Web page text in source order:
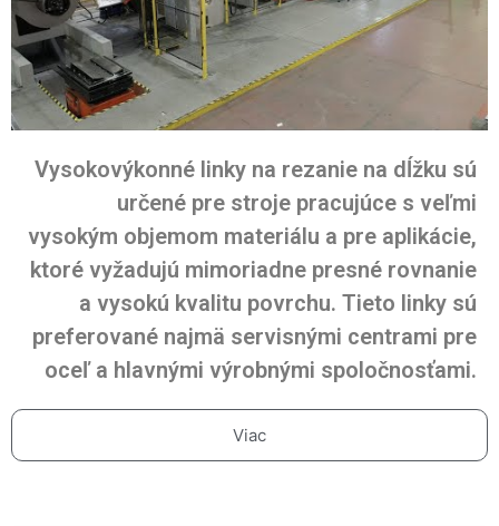
Vysokovýkonné linky na rezanie na dĺžku sú
určené pre stroje pracujúce s veľmi
vysokým objemom materiálu a pre aplikácie,
ktoré vyžadujú mimoriadne presné rovnanie
a vysokú kvalitu povrchu. Tieto linky sú
preferované najmä servisnými centrami pre
oceľ a hlavnými výrobnými spoločnosťami.
Viac